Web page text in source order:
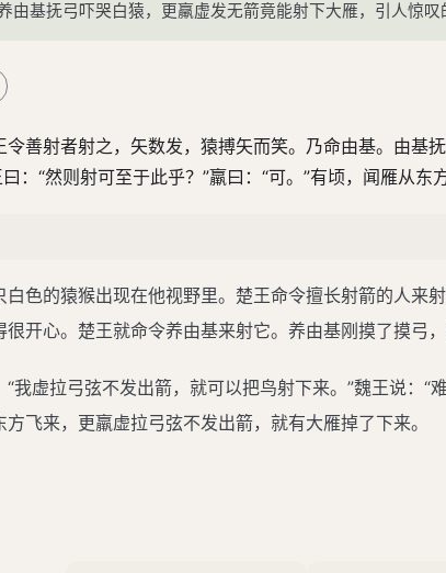
由基抚弓吓哭白猿，更羸虚发无箭竟能射下大雁，引人惊叹
善射者射之，矢数发，猿搏矢而笑。乃命由基。由基
：“然则射可至于此乎？”羸曰：“可。”有顷，闻雁从东
色的猿猴出现在他视野里。楚王命令擅长射箭的人来
开心。楚王就命令养由基来射它。养由基刚摸了摸弓
我虚拉弓弦不发出箭，就可以把鸟射下来。”魏王说：“
飞来，更羸虚拉弓弦不发出箭，就有大雁掉了下来。